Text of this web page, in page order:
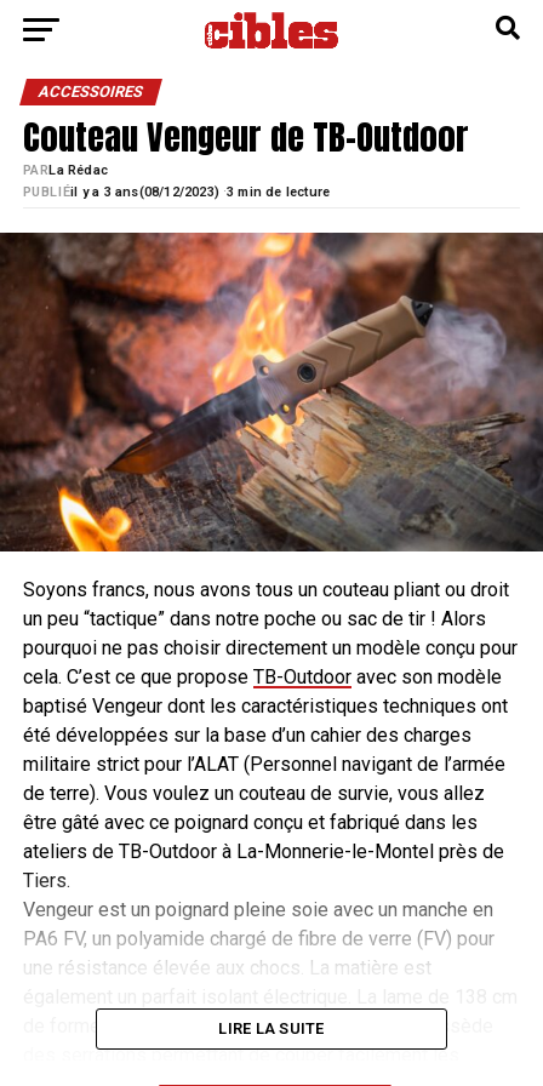
ACCESSOIRES
Couteau Vengeur de TB-Outdoor
PUBLIÉil y a 3 ans 08/12/2023) ·3 min de lecture
PARLa Rédac
Soyons francs, nous avons tous un couteau pliant ou droit
un peu “tactique” dans notre poche ou sac de tir ! Alors
pourquoi ne pas choisir directement un modèle conçu pour
cela. C’est ce que propose TB-Outdooravec son modèle
baptisé Vengeur dont les caractéristiques techniques ont
été développées sur la base d’un cahier des charges
militaire strict pour l’ALAT (Personnel navigant de l’armée
de terre). Vous voulez un couteau de survie, vous allez
être gâté avec ce poignard conçu et fabriqué dans les
ateliers de TB-Outdoor à La-Monnerie-le-Montel près de
Tiers.
Vengeur est un poignard pleine soie avec un manche en
PA6 FV, un polyamide chargé de fibre de verre (FV) pour
une résistance élevée aux chocs. La matière est
de forme tanto mesure 4 mm d’épaisseur. Elle possède
des serrations permettant de couper facilement les
LIRE LA SUITE